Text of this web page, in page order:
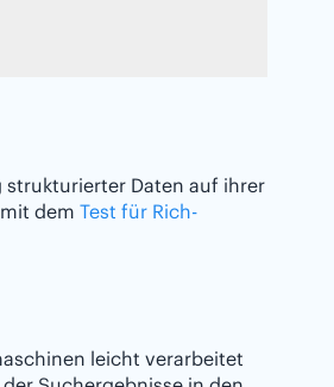
Daten auf ihrer
dem Test für Rich-
leicht verarbeitet